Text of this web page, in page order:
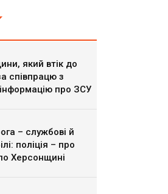
який втік до
співпрацю з
про ЗСУ
– службові й
поліція – про
Херсонщині